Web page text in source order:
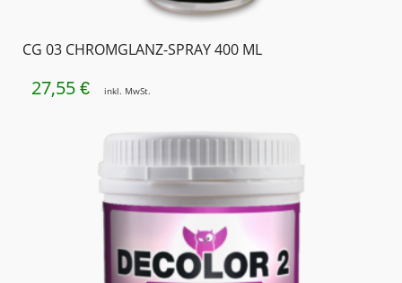
CG 03 CHROMGLANZ-SPRAY 400 ML
27,55 € inkl. MwSt.